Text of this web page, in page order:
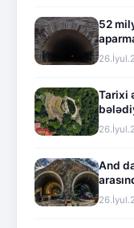
52
Tarixi
And